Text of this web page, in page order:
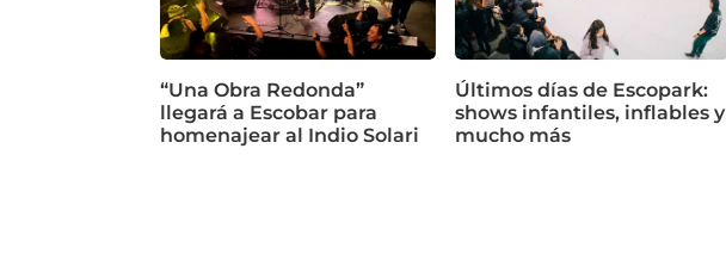
“Una Obra Redonda”
llegará a Escobar para
homenajear al Indio Solari
Últimos días de Escopark:
shows infantiles, inflables y
mucho más